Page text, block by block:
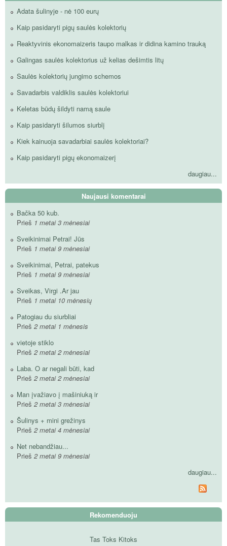
Adata šulinyje - nė 100 eurų
Kaip pasidaryti pigų saulės kolektorių
Reaktyvinis ekonomaizeris taupo malkas ir didina kamino trauką
Galingas saulės kolektorius už kelias dešimtis litų
Saulės kolektorių jungimo schemos
Savadarbis valdiklis saulės kolektoriui
Keletas būdų šildyti namą saule
Kaip pasidaryti šilumos siurblį
Kiek kainuoja savadarbiai saulės kolektoriai?
Kaip pasidaryti pigų ekonomaizerį
daugiau...
Naujausi komentarai
Bačka 50 kub.
Prieš 1 metai 3 mėnesiai
Sveikinimai Petrai! Jūs
Prieš 1 metai 9 mėnesiai
Sveikinimai, Petrai, patekus
Prieš 1 metai 9 mėnesiai
Sveikas, Virgi .Ar jau
Prieš 1 metai 10 mėnesių
Patogiau du siurbliai
Prieš 2 metai 1 mėnesis
vietoje stiklo
Prieš 2 metai 2 mėnesiai
Laba. O ar negali būti, kad
Prieš 2 metai 2 mėnesiai
Man įvažiavo į mašiniuką ir
Prieš 2 metai 3 mėnesiai
Šulinys + mini grežinys
Prieš 2 metai 4 mėnesiai
Net nebandžiau...
Prieš 2 metai 9 mėnesiai
daugiau...
Rekomenduoju
Tas Toks Kitoks